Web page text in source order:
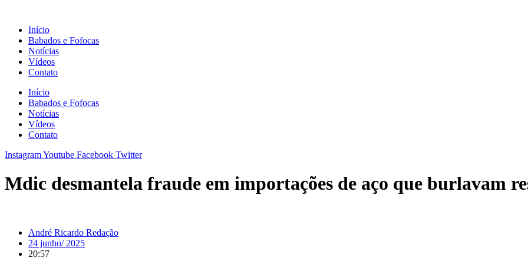
conteúdo
Início
Babados e Fofocas
Notícias
Vídeos
Contato
Início
Babados e Fofocas
Notícias
Vídeos
Contato
InstagramYoutube Facebook Twitter
Mdic desmantela fraude em importações de aço que burlavam
André Ricardo Redação
24 junho/ 2025
20:57